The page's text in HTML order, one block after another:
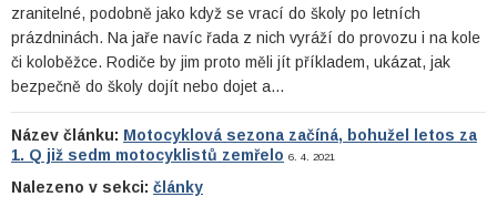
zranitelné, podobně jako když se vrací do školy po letních
prázdninách. Na jaře navíc řada z nich vyráží do provozu i na kole
či koloběžce. Rodiče by jim proto měli jít příkladem, ukázat, jak
bezpečně do školy dojít nebo dojet a…
Název článku: Motocyklová sezona začíná, bohužel letos za
1. Q již sedm motocyklistů zemřelo 6. 4. 2021
Nalezeno v sekci: články